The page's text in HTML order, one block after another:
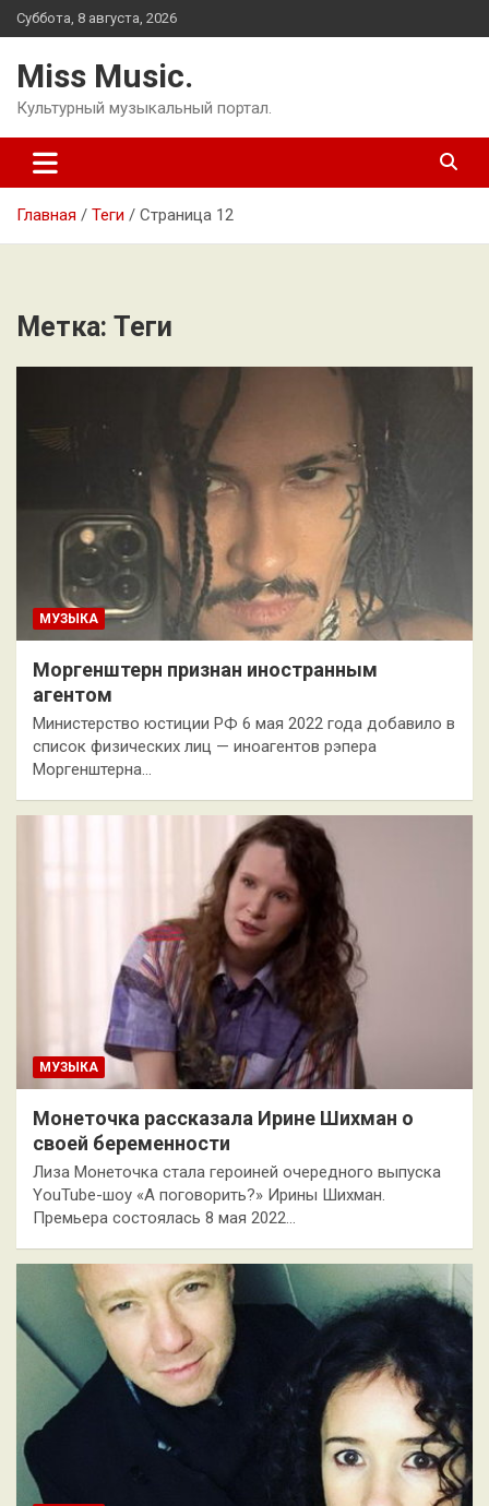
Перейти
к
Суббота, 8 августа, 2026
Miss Music.
Культурный музыкальный портал.
Главная Теги Страница 12
Метка: Теги
МУЗЫКА
Моргенштерн признан иностранным
агентом
Министерство юстиции РФ 6 мая 2022 года добавило в
список физических лиц — иноагентов рэпера
Моргенштерна…
МУЗЫКА
Монеточка рассказала Ирине Шихман о
своей беременности
Лиза Монеточка стала героиней очередного выпуска
YouTube-шоу «А поговорить?» Ирины Шихман.
Премьера состоялась 8 мая 2022…